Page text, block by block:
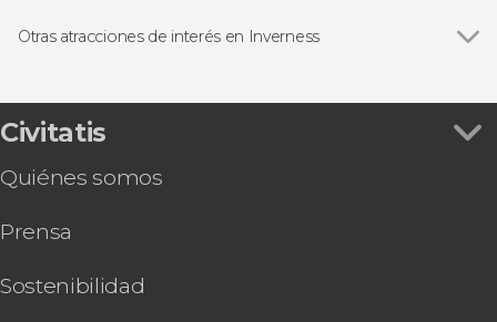
Otras atracciones de interés en Inverness
Castillo de Edimburgo
Civitatis
Quiénes somos
Prensa
Sostenibilidad